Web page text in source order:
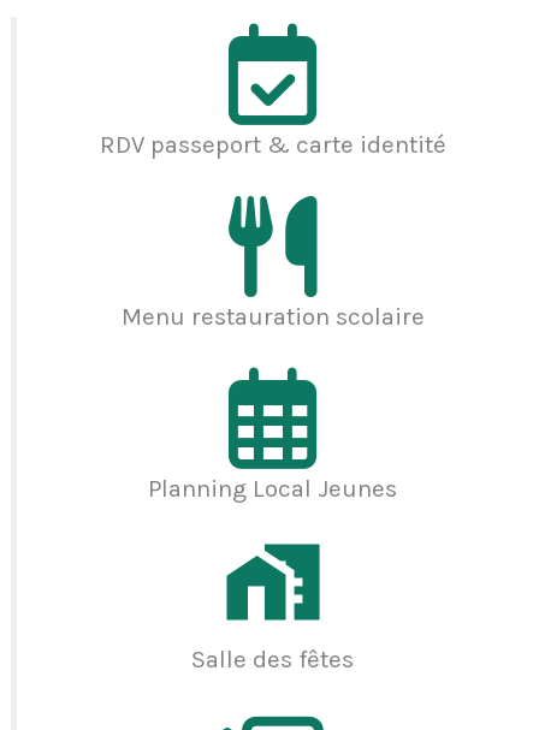
RDV passeport & carte identité
Menu restauration scolaire
Planning Local Jeunes
Salle des fêtes